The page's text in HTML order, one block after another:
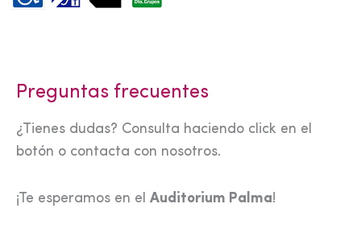
Preguntas frecuentes
¿Tienes dudas? Consulta haciendo click en el
botón o contacta con nosotros.
¡Te esperamos en el Auditorium Palma!